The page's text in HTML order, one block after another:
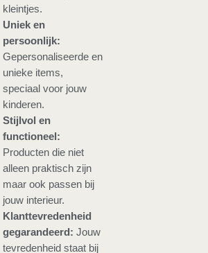
kleintjes.
Uniek en
persoonlijk:
Gepersonaliseerde en
unieke items,
speciaal voor jouw
kinderen.
Stijlvol en
functioneel:
Producten die niet
alleen praktisch zijn
maar ook passen bij
jouw interieur.
Klanttevredenheid
gegarandeerd: Jouw
tevredenheid staat bij